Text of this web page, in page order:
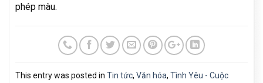
phép màu.
This entry was posted in Tin tức, Văn hóa, Tình Yêu - Cuộc